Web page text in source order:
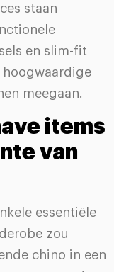
staan
en slim-fit
hoogwaardige
meegaan.
items
van
essentiële
zou
chino in een